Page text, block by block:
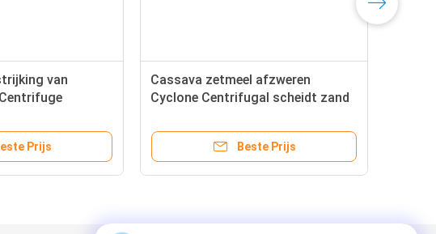
van
aardappel
Prijs
Cassava zetmeel afzweren
Cyclone Centrifugal scheidt zand
zetmeel lijn
Beste Prijs